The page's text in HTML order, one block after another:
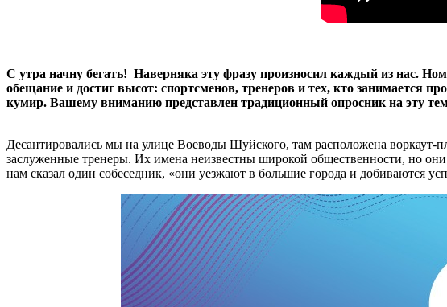
С утра начну бегать! Наверняка эту фразу произносил каждый из нас.
обещание и достиг высот: спортсменов, тренеров и тех, кто занимается
кумир. Вашему вниманию представлен традиционный опросник на эту
Десантировались мы на улице Воеводы Шуйского, там расположена воркаут-
заслуженные тренеры. Их имена неизвестны широкой общественности, но
нам сказал один собеседник, «они уезжают в большие города и добиваются